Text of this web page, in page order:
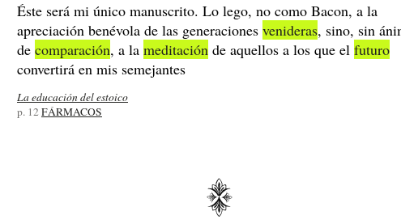
Éste será mi único manuscrito. Lo lego, no como Bacon, a la
apreciación benévola de las generaciones venideras, sino, sin
de comparación, a la meditación de aquellos a los que el futuro
convertirá en mis semejantes
La educación del estoico
p. 12FÁRMACOS